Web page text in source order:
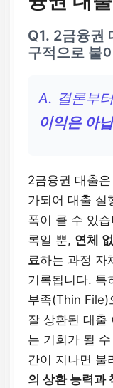
Q1. 2금융권
구적으로 불
A. 결론부
이익은 아
2금융권 대출
가되어 대출 실
폭이 클 수 있
록일 뿐, 연체
료하는 과정 자
기록됩니다. 특
부족(Thin File)
잘 상환된 대출
는 기회가 될
간이 지나면
의 상환 능력과